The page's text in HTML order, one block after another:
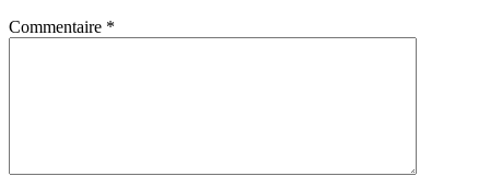
Commentaire *